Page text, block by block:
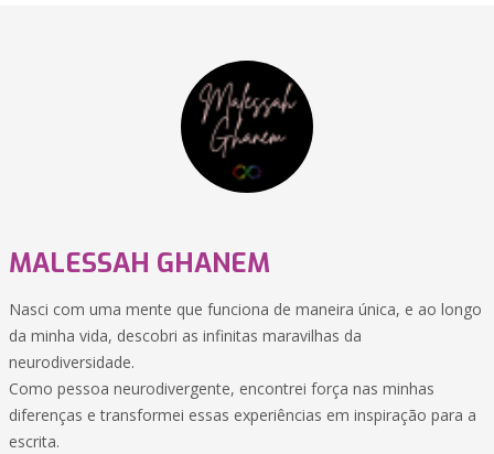
MALESSAH GHANEM
Nasci com uma mente que funciona de maneira única, e ao longo
da minha vida, descobri as infinitas maravilhas da
neurodiversidade.
Como pessoa neurodivergente, encontrei força nas minhas
diferenças e transformei essas experiências em inspiração para a
escrita.